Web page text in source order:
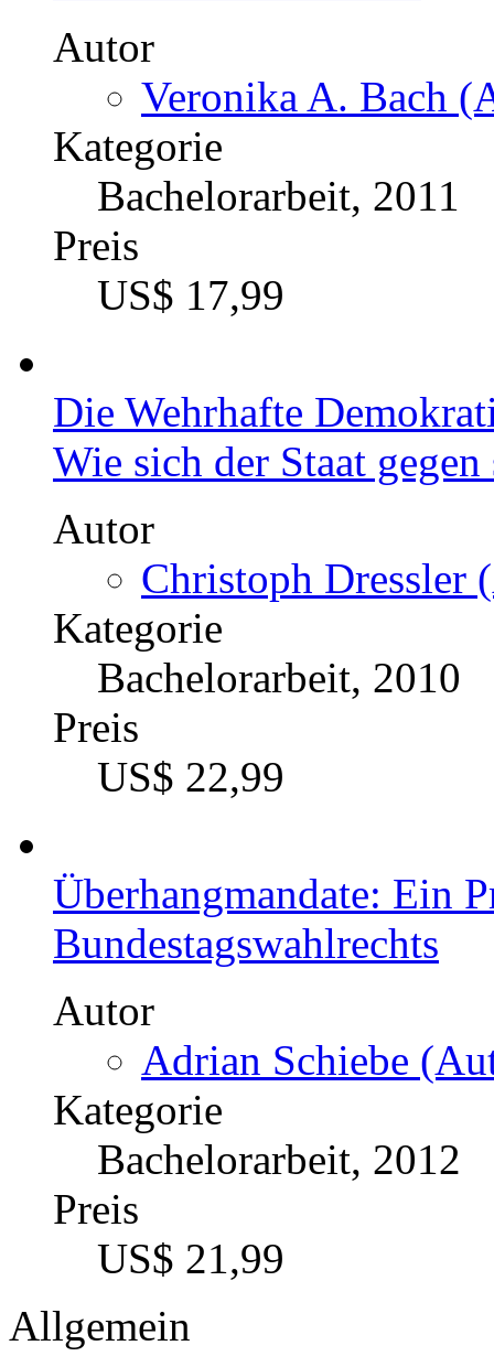
Autor
Veronika A. Bach
Kategorie
Bachelorarbeit, 2011
Preis
US$ 17,99
Die Wehrhafte
Wie sich der Staat
Autor
Christoph Dressler
Kategorie
Bachelorarbeit, 2010
Preis
US$ 22,99
Überhangmandate: Ein
Bundestagswahlrechts
Autor
Adrian Schiebe
Kategorie
Bachelorarbeit, 2012
Preis
US$ 21,99
Allgemein